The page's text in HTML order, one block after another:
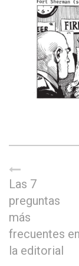
Las 7
preguntas
más
frecuentes en
la editorial